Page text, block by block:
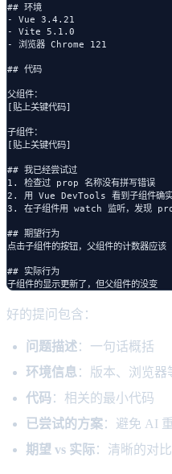
## 环境
- Vue 3.4.21
- Vite 5.1.0
- 浏览器 Chrome 121
## 代码
父组件：
[贴上关键代码]
子组件：
[贴上关键代码]
## 我已经尝试过
1. 检查过 prop 名称没有拼写错误
2. 用 Vue DevTools 看到子组件确实
3. 在子组件用 watch 监听，发现
## 期望行为
点击子组件的按钮，父组件的计数器应该
## 实际行为
好的提问包含：
问题描述：一句话概括
环境信息 ：版本、浏览器
代码：相关的最小代码
已尝试的方案：避免 AI
期望 vs 实际：清晰的对比